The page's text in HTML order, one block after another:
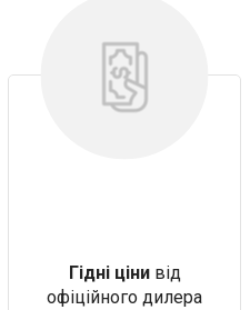
Гідні цінивід
офіційного дилера